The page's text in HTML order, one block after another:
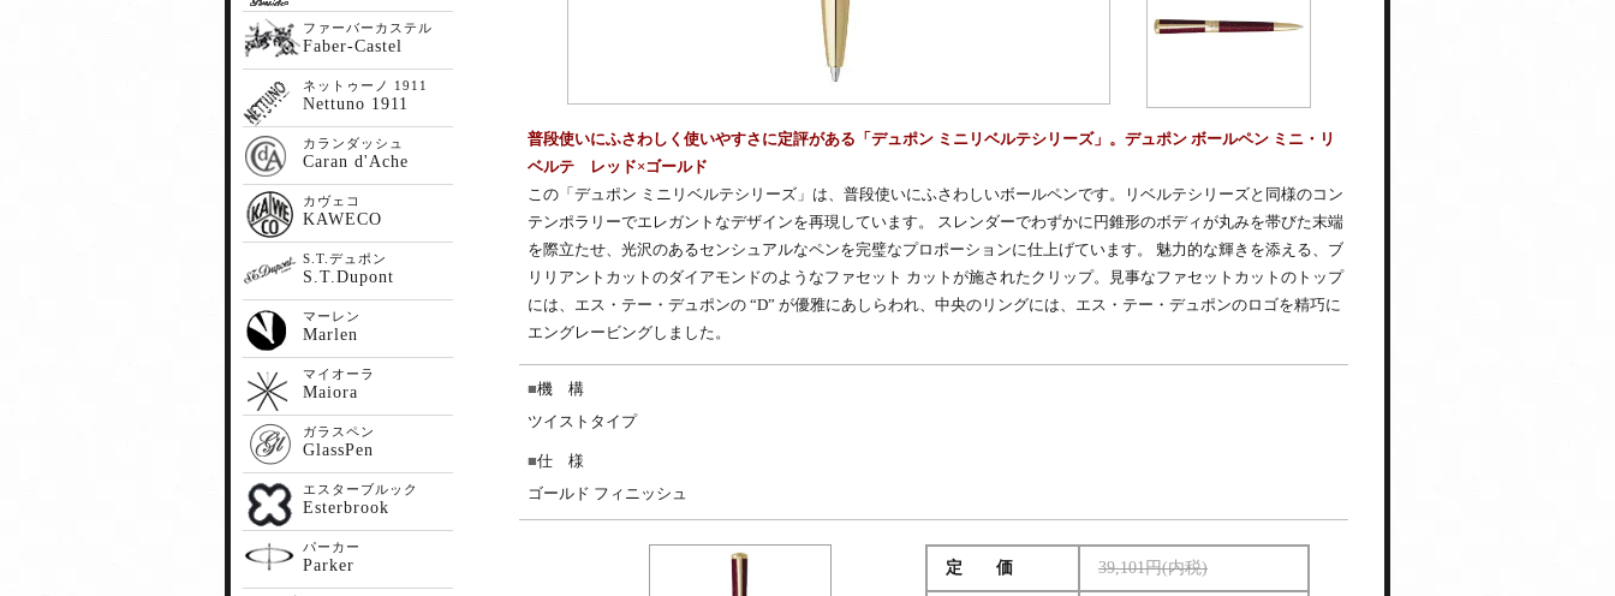
普段使いにふさわしく使いやすさに定評がある「デュポン ミニリベルテシリーズ」。デュポン ボールペン ミニ・リ
ベルテ レッド×ゴールド
この「デュポン ミニリベルテシリーズ」は、普段使いにふさわしいボールペンです。リベルテシリーズと同様のコン
テンポラリーでエレガントなデザインを再現しています。 スレンダーでわずかに円錐形のボディが丸みを帯びた末端
を際立たせ、光沢のあるセンシュアルなペンを完璧なプロポーションに仕上げています。 魅力的な輝きを添える、ブ
リリアントカットのダイアモンドのようなファセット カットが施されたクリップ。見事なファセットカットのトップ
には、エス・テー・デュポンの “D” が優雅にあしらわれ、中央のリングには、エス・テー・デュポンのロゴを精巧に
エングレービングしました。
機 構
ツイストタイプ
仕 様
ゴールド フィニッシュ
定 価 39,101円(内税)
ファーバーカステル
Faber-Castel
ネットゥーノ 1911
Nettuno 1911
カランダッシュ
Caran d'Ache
カヴェコ
KAWECO
S.T.デュポン
S.T.Dupont
マーレン
Marlen
マイオーラ
Maiora
ガラスペン
GlassPen
エスターブルック
Esterbrook
パーカー
Parker